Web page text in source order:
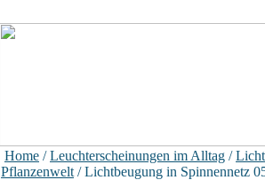
Home /Leuchterscheinungen im Alltag /
Pflanzenwelt / Lichtbeugung in Spinnennetz